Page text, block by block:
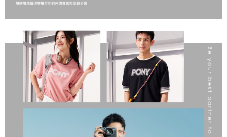
３．未成年的使用者請事先徵得法定代理人或監護人之同意方可使用
４．使用「AFTEE先享後付」時，將依據個別帳號之用戶狀況，依本公司即
時審查核予不同之上限額度；若仍有額度不足之情形，本公司將視審查結果
請求用戶進行身份認證。
５．嚴禁一人註冊多個帳號或使用他人資訊註冊。若發現惡意使用之情形，
恩沛科技股份有限公司將有權停止該用戶之使用額度並採取法律行動。